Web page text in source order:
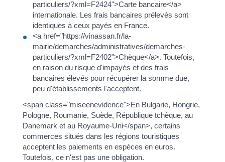
particuliers/?xml=F2424">Carte bancaire</a>
internationale. Les frais bancaires prélevés sont
identiques à ceux payés en France.
<a href="https://vinassan.fr/la-
mairie/demarches/administratives/demarches-
particuliers/?xml=F2402">Chèque</a>. Toutefois,
en raison du risque d'impayés et des frais
bancaires élevés pour récupérer la somme due,
peu d'établissements l'acceptent.
<span class="miseenevidence">En Bulgarie, Hongrie,
Pologne, Roumanie, Suède, République tchèque, au
Danemark et au Royaume-Uni</span>, certains
commerces situés dans les régions touristiques
acceptent les paiements en espèces en euros.
Toutefois, ce n'est pas une obligation.